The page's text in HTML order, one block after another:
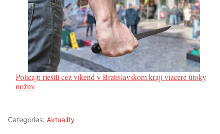
Policajti riešili cez víkend v Bratislavskom kraji viaceré útoky
nožmi
Categories: Aktuality